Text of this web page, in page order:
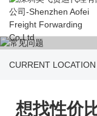
CURRENT LOCATION
想找性价